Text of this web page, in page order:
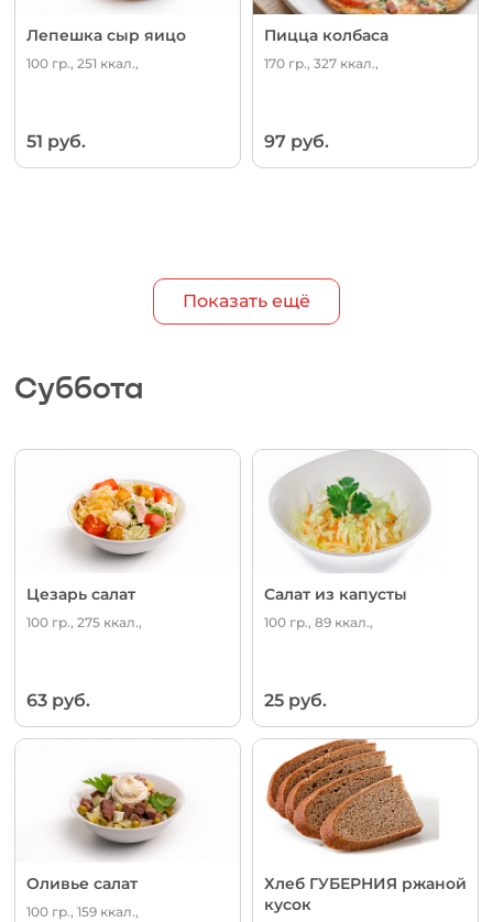
Лепешка сыр яицо
100 гр., 251 ккал.,
51 руб.
Пицца колбаса
170 гр., 327 ккал.,
97 руб.
Показать ещё
Суббота
Цезарь салат
100 гр., 275 ккал.,
63 руб.
Салат из капусты
100 гр., 89 ккал.,
25 руб.
Оливье салат
100 гр., 159 ккал.,
Хлеб ГУБЕРНИЯ ржаной
кусок